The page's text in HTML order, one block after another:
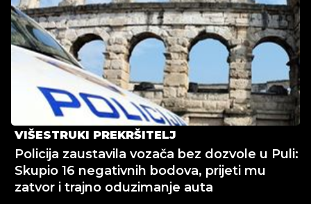
VIŠESTRUKI PREKRŠITELJ
Policija zaustavila vozača bez dozvole u Puli:
Skupio 16 negativnih bodova, prijeti mu
zatvor i trajno oduzimanje auta